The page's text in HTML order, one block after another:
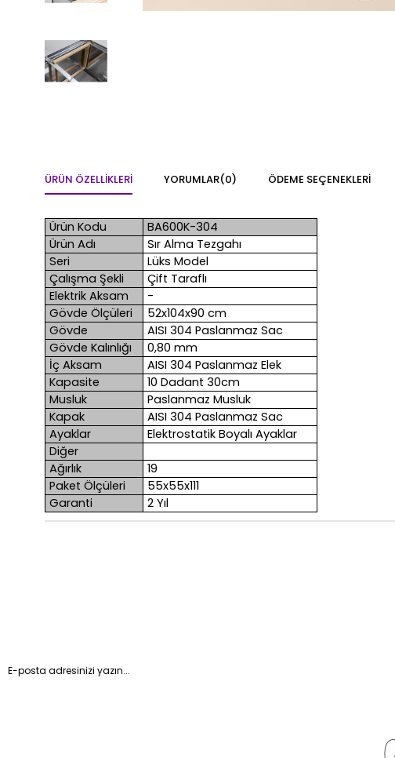
ÜRÜN ÖZELLIKLERI YORUMLAR(0) ÖDEME SEÇENEKLERI
Ürün Kodu
BA600K-304
Ürün Adı
Sır Alma Tezgahı
Seri
Lüks Model
Çalışma Şekli
Çift Taraflı
Elektrik Aksam
-
Gövde Ölçüleri
52x104x90 cm
Gövde
AISI 304 Paslanmaz Sac
Gövde Kalınlığı
0,80 mm
İç Aksam
AISI 304 Paslanmaz Elek
Kapasite
10 Dadant 30cm
Musluk
Paslanmaz Musluk
Kapak
AISI 304 Paslanmaz Sac
Ayaklar
Elektrostatik Boyalı Ayaklar
Diğer
Ağırlık
19
Paket Ölçüleri
55x55x111
Garanti
2 Yıl